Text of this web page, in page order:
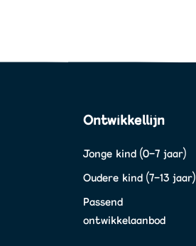
Ontwikkellijn
Jonge kind (0-7 jaar)
Oudere kind (7-13 jaar)
Passend
ontwikkelaanbod